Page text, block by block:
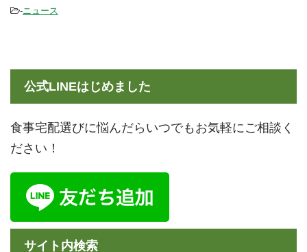
-ニュース
公式LINEはじめました
食事宅配選びに悩んだらいつでもお気軽にご相談く
ださい！
サイト内検索